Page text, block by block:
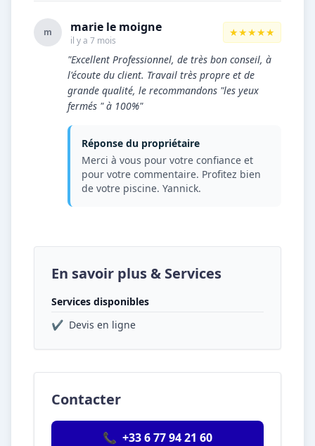
m marie le moigne
il y a 7 mois
★★★★★
"Excellent Professionnel, de très bon conseil, à
l'écoute du client. Travail très propre et de
grande qualité, le recommandons "les yeux
fermés " à 100%"
Réponse du propriétaire
Merci à vous pour votre confiance et
pour votre commentaire. Profitez bien
de votre piscine. Yannick.
En savoir plus & Services
Services disponibles
✔ Devis en ligne
Contacter
📞 +33 6 77 94 21 60